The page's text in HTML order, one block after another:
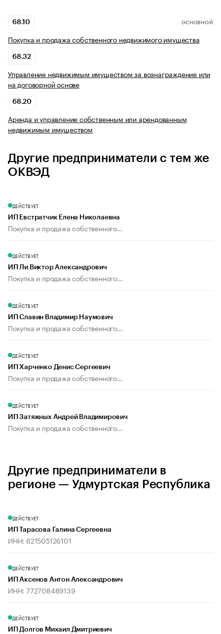
68.10 ОСНОВНОЙ
Покупка и продажа собственного недвижимого имущества
68.32
Управление недвижимым имуществом за вознаграждение или
на договорной основе
68.20
Аренда и управление собственным или арендованным
недвижимым имуществом
Другие предприниматели с тем же
ОКВЭД
ДЕЙСТВУЕТ
ИП Евстратчик Елена Николаевна
Покупка и продажа собственного...
ДЕЙСТВУЕТ
ИП Ли Виктор Александрович
Покупка и продажа собственного...
ДЕЙСТВУЕТ
ИП Славин Владимир Наумович
Покупка и продажа собственного...
ДЕЙСТВУЕТ
ИП Харченко Денис Сергеевич
Покупка и продажа собственного...
ДЕЙСТВУЕТ
ИП Затяжных Андрей Владимирович
Покупка и продажа собственного...
Другие предприниматели в
регионе — Удмуртская Республика
ДЕЙСТВУЕТ
ИП Тарасова Галина Сергеевна
ИНН: 621505126101
ДЕЙСТВУЕТ
ИП Аксенов Антон Александрович
ИНН: 772708489139
ДЕЙСТВУЕТ
ИП Долгов Михаил Дмитриевич